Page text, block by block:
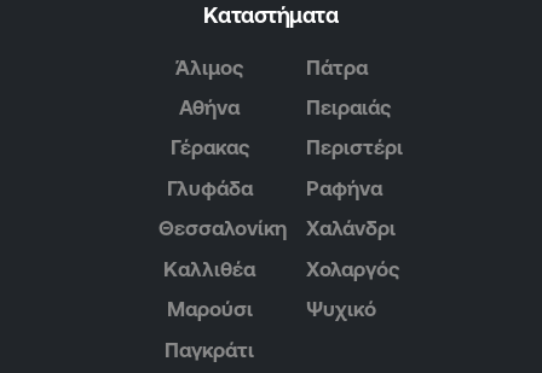
Καταστήματα
Άλιμος
Αθήνα
Γέρακας
Γλυφάδα
Θεσσαλονίκη
Καλλιθέα
Μαρούσι
Παγκράτι
Πάτρα
Πειραιάς
Περιστέρι
Ραφήνα
Χαλάνδρι
Χολαργός
Ψυχικό